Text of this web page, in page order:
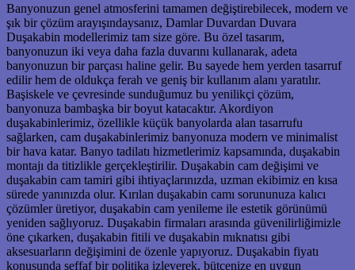
Banyonuzun genel atmosferini tamamen değiştirebilecek, modern ve
şık bir çözüm arayışındaysanız, Damlar Duvardan Duvara
Duşakabin modellerimiz tam size göre. Bu özel tasarım,
banyonuzun iki veya daha fazla duvarını kullanarak, adeta
banyonuzun bir parçası haline gelir. Bu sayede hem yerden tasarruf
edilir hem de oldukça ferah ve geniş bir kullanım alanı yaratılır.
Başiskele ve çevresinde sunduğumuz bu yenilikçi çözüm,
banyonuza bambaşka bir boyut katacaktır. Akordiyon
duşakabinlerimiz, özellikle küçük banyolarda alan tasarrufu
sağlarken, cam duşakabinlerimiz banyonuza modern ve minimalist
bir hava katar. Banyo tadilatı hizmetlerimiz kapsamında, duşakabin
montajı da titizlikle gerçekleştirilir. Duşakabin cam değişimi ve
duşakabin cam tamiri gibi ihtiyaçlarınızda, uzman ekibimiz en kısa
sürede yanınızda olur. Kırılan duşakabin camı sorununuza kalıcı
çözümler üretiyor, duşakabin cam yenileme ile estetik görünümü
yeniden sağlıyoruz. Duşakabin firmaları arasında güvenilirliğimizle
öne çıkarken, duşakabin fitili ve duşakabin mıknatısı gibi
aksesuarların değişimini de özenle yapıyoruz. Duşakabin fiyatı
konusunda şeffaf bir politika izleyerek, bütçenize en uygun